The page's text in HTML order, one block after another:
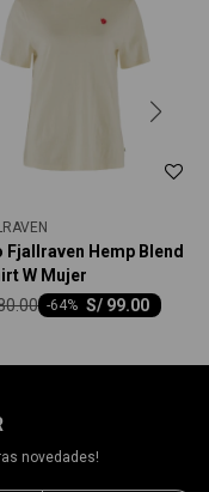
Fjallraven Hemp Blend
W Mujer
S/ 99.00
-64
novedades!